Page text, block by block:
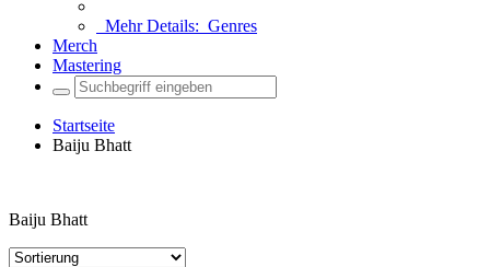
Mehr Details: Genres
Merch
Mastering
Startseite
Baiju Bhatt
Baiju Bhatt